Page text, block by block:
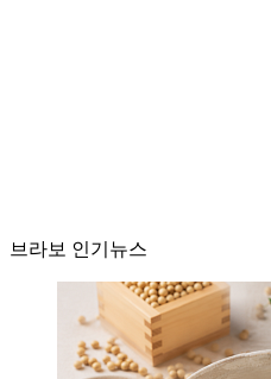
브라보 인기뉴스